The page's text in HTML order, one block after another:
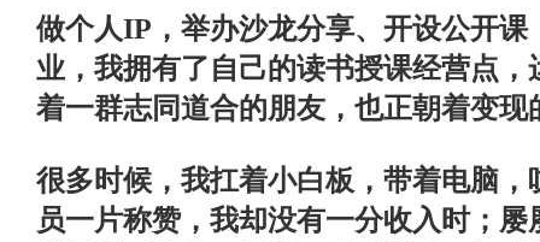
做个人IP ，举办沙龙分享、开设公开
业，我拥有了自己的读书授课经营点
着一群志同道合的朋友，也正朝着变
很多时候，我扛着小白板，带着电脑
员一片称赞，我却没有一分收入时；